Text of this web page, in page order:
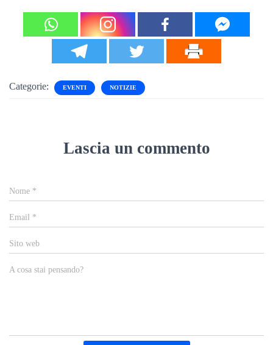
Categorie: EVENTI NOTIZIE
Lascia un commento
Nome *
Email *
Sito web
A cosa stai pensando?